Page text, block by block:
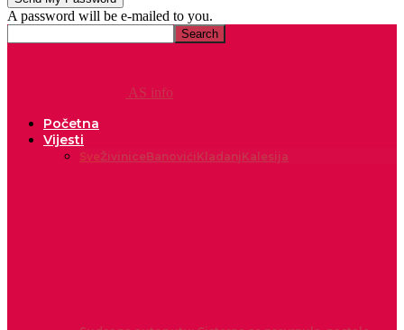
A password will be e-mailed to you.
AS info
Početna
Vijesti
SveŽiviniceBanovići Kladanj Kalesija